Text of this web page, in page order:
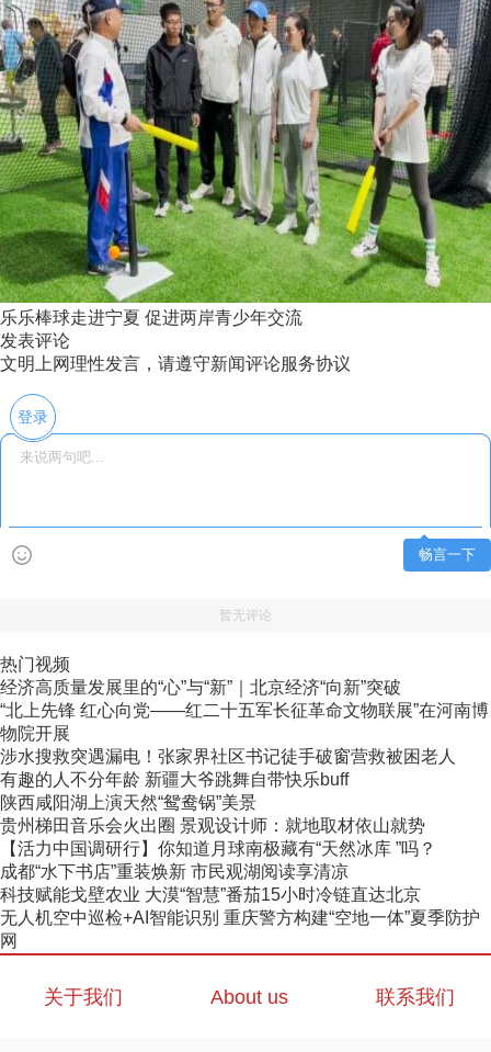
乐乐棒球走进宁夏 促进两岸青少年交流
发表评论
文明上网理性发言，请遵守新闻评论服务协议
登录
畅言一下
暂无评论
热门视频
经济高质量发展里的“心”与“新”｜北京经济“向新”突破
“北上先锋 红心向党——红二十五军长征革命文物联展”在河南博
物院开展
涉水搜救突遇漏电！张家界社区书记徒手破窗营救被困老人
有趣的人不分年龄 新疆大爷跳舞自带快乐buff
陕西咸阳湖上演天然“鸳鸯锅”美景
贵州梯田音乐会火出圈 景观设计师：就地取材依山就势
【活力中国调研行】你知道月球南极藏有“天然冰库 ”吗？
成都“水下书店”重装焕新 市民观湖阅读享清凉
科技赋能戈壁农业 大漠“智慧”番茄15小时冷链直达北京
无人机空中巡检+AI智能识别 重庆警方构建“空地一体”夏季防护
网
关于我们 About us 联系我们